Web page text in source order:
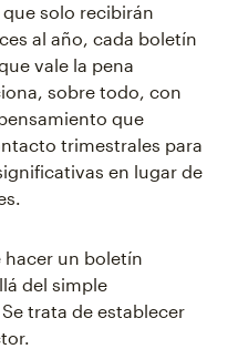
solo recibirán
al año, cada boletín
vale la pena
sobre todo, con
que
trimestrales para
en lugar de
hacer un boletín
del simple
trata de establecer